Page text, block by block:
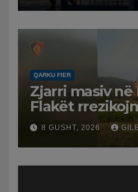
QARKU FIER
Zjarri masiv
Flakët
Policia
në Koilac
8 GUSHT, 2026